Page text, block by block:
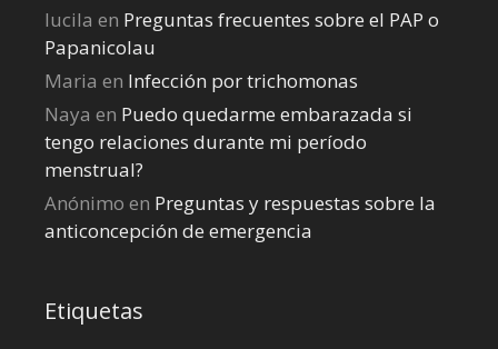
lucila en Preguntas frecuentes sobre el PAP o
Papanicolau
Maria en Infección por trichomonas
Naya en Puedo quedarme embarazada si
tengo relaciones durante mi perí­odo
menstrual?
Anónimo en Preguntas y respuestas sobre la
anticoncepción de emergencia
Etiquetas